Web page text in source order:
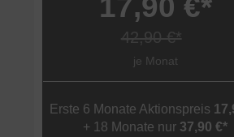
17,90 €*
42,90 €*
je Monat
Erste 6 Monate Aktionspreis
+ 18 Monate nur 37,90 €*